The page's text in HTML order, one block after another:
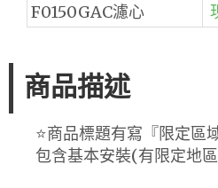
F0150GAC濾心
商品描述
⭐️商品標題有寫『限定區
包含基本安裝(有限定地